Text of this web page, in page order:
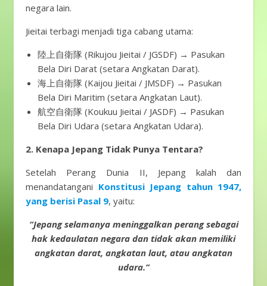
negara lain.
Jieitai terbagi menjadi tiga cabang utama:
陸上自衛隊 (Rikujou Jieitai / JGSDF) → Pasukan
Bela Diri Darat (setara Angkatan Darat).
海上自衛隊 (Kaijou Jieitai / JMSDF) → Pasukan
Bela Diri Maritim (setara Angkatan Laut).
航空自衛隊 (Koukuu Jieitai / JASDF) → Pasukan
Bela Diri Udara (setara Angkatan Udara).
2. Kenapa Jepang Tidak Punya Tentara?
Setelah Perang Dunia II, Jepang kalah dan
menandatangani Konstitusi Jepang tahun 1947,
yang berisi Pasal 9, yaitu:
“Jepang selamanya meninggalkan perang sebagai
hak kedaulatan negara dan tidak akan memiliki
angkatan darat, angkatan laut, atau angkatan
udara.”